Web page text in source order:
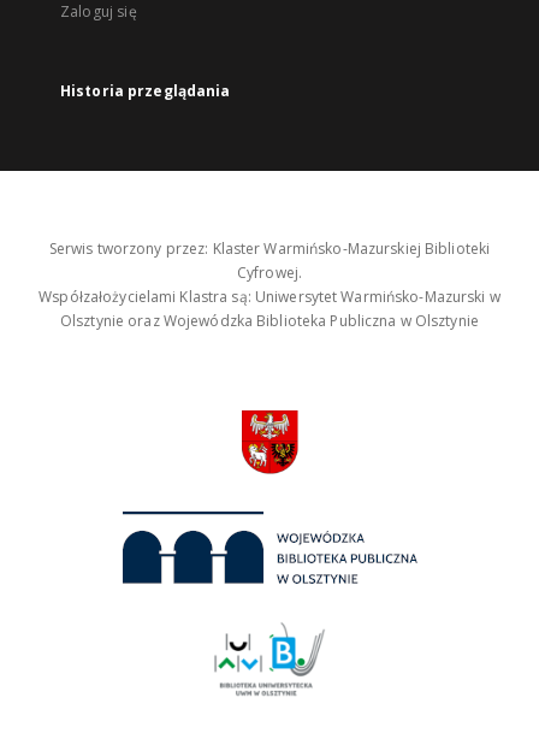
Zaloguj się
Historia przeglądania
Serwis tworzony przez: Klaster Warmińsko-Mazurskiej Biblioteki
Cyfrowej.
Współzałożycielami Klastra są: Uniwersytet Warmińsko-Mazurski w
Olsztynie oraz Wojewódzka Biblioteka Publiczna w Olsztynie